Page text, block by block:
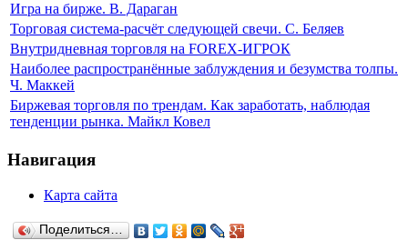
Игра на бирже. В. Дараган
Торговая система-расчёт следующей свечи. С. Беляев
Внутридневная торговля на FOREX-ИГРОК
Наиболее распространённые заблуждения и безумства толпы.
Ч. Маккей
Биржевая торговля по трендам. Как заработать, наблюдая
тенденции рынка. Майкл Ковел
Навигация
Карта сайта
Поделиться…